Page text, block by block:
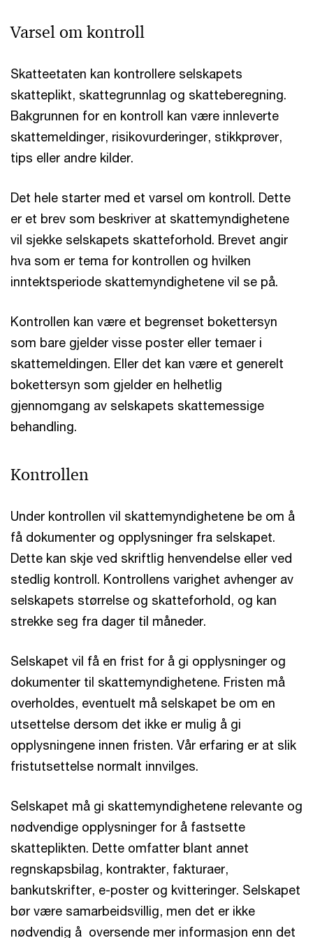
Varsel om kontroll
Skatteetaten kan kontrollere selskapets
skatteplikt, skattegrunnlag og skatteberegning.
Bakgrunnen for en kontroll kan være innleverte
skattemeldinger, risikovurderinger, stikkprøver,
tips eller andre kilder.
Det hele starter med et varsel om kontroll. Dette
er et brev som beskriver at skattemyndighetene
vil sjekke selskapets skatteforhold. Brevet angir
hva som er tema for kontrollen og hvilken
inntektsperiode skattemyndighetene vil se på.
Kontrollen kan være et begrenset bokettersyn
som bare gjelder visse poster eller temaer i
skattemeldingen. Eller det kan være et generelt
bokettersyn som gjelder en helhetlig
gjennomgang av selskapets skattemessige
behandling.
Kontrollen
Under kontrollen vil skattemyndighetene be om å
få dokumenter og opplysninger fra selskapet.
Dette kan skje ved skriftlig henvendelse eller ved
stedlig kontroll. Kontrollens varighet avhenger av
selskapets størrelse og skatteforhold, og kan
strekke seg fra dager til måneder.
Selskapet vil få en frist for å gi opplysninger og
dokumenter til skattemyndighetene. Fristen må
overholdes, eventuelt må selskapet be om en
utsettelse dersom det ikke er mulig å gi
opplysningene innen fristen. Vår erfaring er at slik
fristutsettelse normalt innvilges.
Selskapet må gi skattemyndighetene relevante og
nødvendige opplysninger for å fastsette
skatteplikten. Dette omfatter blant annet
regnskapsbilag, kontrakter, fakturaer,
bankutskrifter, e-poster og kvitteringer. Selskapet
bør være samarbeidsvillig, men det er ikke
nødvendig å oversende mer informasjon enn det